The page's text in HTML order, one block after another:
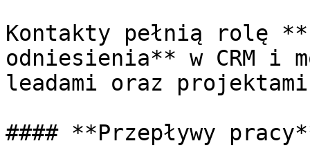
Kontakty pełnią rolę
odniesienia** w CRM i
leadami oraz
#### **Przepływy